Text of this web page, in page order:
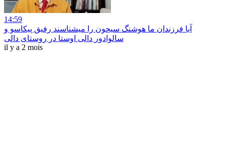
14:59
آیا فرزندان ما هوشنگ سیحون را میشناسند رفیق پیکاسو و
سالوادور دالی اوستا در روستای دالی
il y a 2 mois